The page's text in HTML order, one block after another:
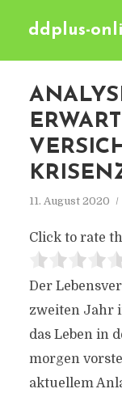
ddplus-
11. August 2020
Click to rate
Der
zweiten Jahr
das Leben in
morgen
aktuellem